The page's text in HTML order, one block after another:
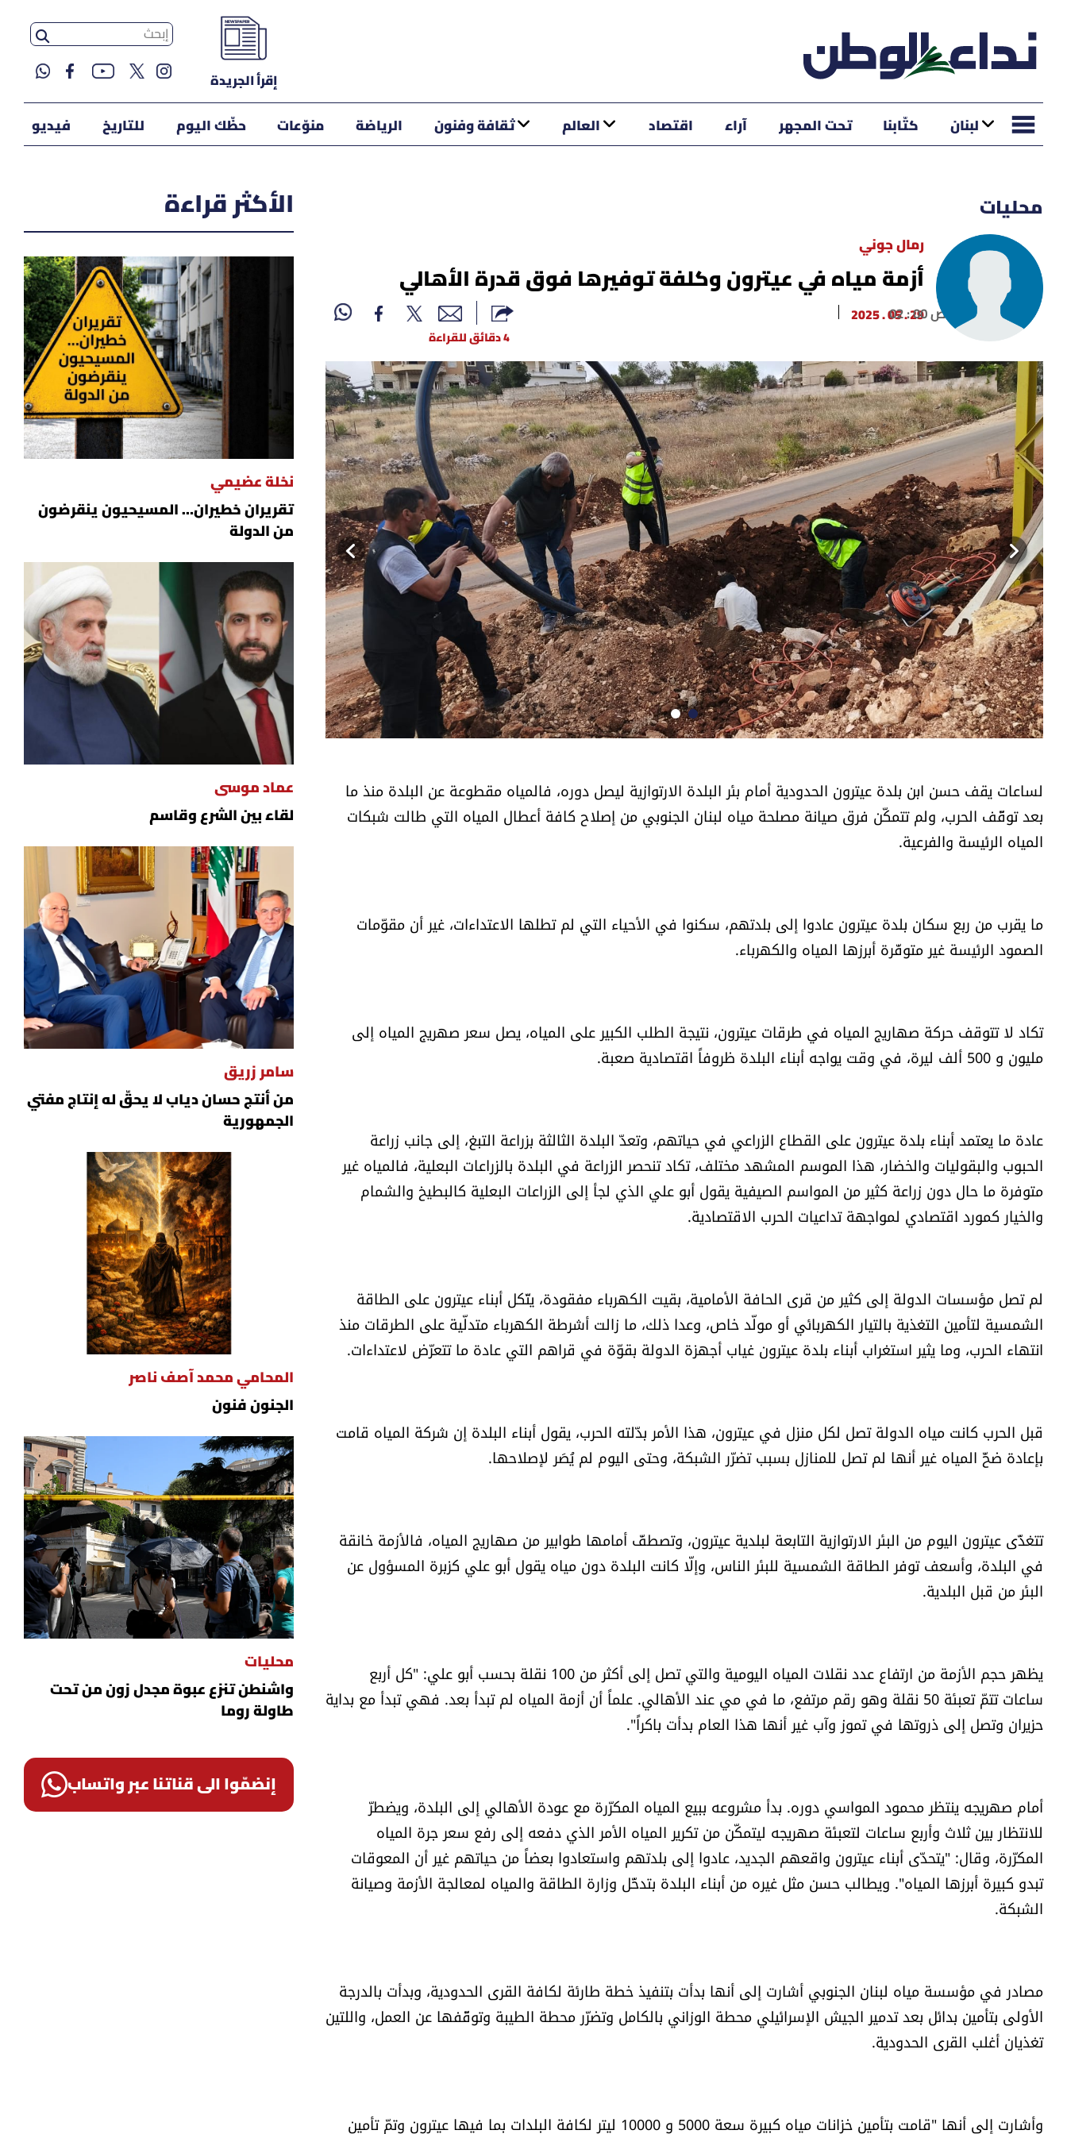
إقرأ الجريدة
لبنان كتّابنا تحت المجهر آراء اقتصاد العالم ثقافة وفنون الرياضة منوّعات حظّك اليوم للتاريخ فيديو
محليات
رمال جوني
أزمة مياه في عيترون وكلفة توفيرها فوق قدرة الأهالي
29 . 05 . 2025 02 : 00 ص
4 دقائق للقراءة
لساعات يقف حسن ابن بلدة عيترون الحدودية أمام بئر البلدة الارتوازية ليصل دوره، فالمياه مقطوعة عن البلدة منذ ما
بعد توقّف الحرب، ولم تتمكّن فرق صيانة مصلحة مياه لبنان الجنوبي من إصلاح كافة أعطال المياه التي طالت شبكات
المياه الرئيسة والفرعية.
ما يقرب من ربع سكان بلدة عيترون عادوا إلى بلدتهم، سكنوا في الأحياء التي لم تطلها الاعتداءات، غير أن مقوّمات
الصمود الرئيسة غير متوفّرة أبرزها المياه والكهرباء.
تكاد لا تتوقف حركة صهاريج المياه في طرقات عيترون، نتيجة الطلب الكبير على المياه، يصل سعر صهريج المياه إلى
مليون و 500 ألف ليرة، في وقت يواجه أبناء البلدة ظروفاً اقتصادية صعبة.
عادة ما يعتمد أبناء بلدة عيترون على القطاع الزراعي في حياتهم، وتعدّ البلدة الثالثة بزراعة التبغ، إلى جانب زراعة
الحبوب والبقوليات والخضار، هذا الموسم المشهد مختلف، تكاد تنحصر الزراعة في البلدة بالزراعات البعلية، فالمياه غير
متوفرة ما حال دون زراعة كثير من المواسم الصيفية يقول أبو علي الذي لجأ إلى الزراعات البعلية كالبطيخ والشمام
والخيار كمورد اقتصادي لمواجهة تداعيات الحرب الاقتصادية.
لم تصل مؤسسات الدولة إلى كثير من قرى الحافة الأمامية، بقيت الكهرباء مفقودة، يتّكل أبناء عيترون على الطاقة
الشمسية لتأمين التغذية بالتيار الكهربائي أو مولّد خاص، وعدا ذلك، ما زالت أشرطة الكهرباء متدلّية على الطرقات منذ
انتهاء الحرب، وما يثير استغراب أبناء بلدة عيترون غياب أجهزة الدولة بقوّة في قراهم التي عادة ما تتعرّض لاعتداءات.
قبل الحرب كانت مياه الدولة تصل لكل منزل في عيترون، هذا الأمر بدّلته الحرب، يقول أبناء البلدة إن شركة المياه قامت
بإعادة ضخّ المياه غير أنها لم تصل للمنازل بسبب تضرّر الشبكة، وحتى اليوم لم يُصَر لإصلاحها.
تتغذّى عيترون اليوم من البئر الارتوازية التابعة لبلدية عيترون، وتصطفّ أمامها طوابير من صهاريج المياه، فالأزمة خانقة
في البلدة، وأسعف توفر الطاقة الشمسية للبئر الناس، وإلّا كانت البلدة دون مياه يقول أبو علي كزبرة المسؤول عن
البئر من قبل البلدية.
يظهر حجم الأزمة من ارتفاع عدد نقلات المياه اليومية والتي تصل إلى أكثر من 100 نقلة بحسب أبو علي: "كل أربع
ساعات تتمّ تعبئة 50 نقلة وهو رقم مرتفع، ما في مي عند الأهالي. علماً أن أزمة المياه لم تبدأ بعد. فهي تبدأ مع بداية
حزيران وتصل إلى ذروتها في تموز وآب غير أنها هذا العام بدأت باكراً".
أمام صهريجه ينتظر محمود المواسي دوره. بدأ مشروعه ببيع المياه المكرّرة مع عودة الأهالي إلى البلدة، ويضطرّ
للانتظار بين ثلاث وأربع ساعات لتعبئة صهريجه ليتمكّن من تكرير المياه الأمر الذي دفعه إلى رفع سعر جرة المياه
المكرّرة، وقال: "يتحدّى أبناء عيترون واقعهم الجديد، عادوا إلى بلدتهم واستعادوا بعضاً من حياتهم غير أن المعوقات
تبدو كبيرة أبرزها المياه". ويطالب حسن مثل غيره من أبناء البلدة بتدخّل وزارة الطاقة والمياه لمعالجة الأزمة وصيانة
الشبكة.
مصادر في مؤسسة مياه لبنان الجنوبي أشارت إلى أنها بدأت بتنفيذ خطة طارئة لكافة القرى الحدودية، وبدأت بالدرجة
الأولى بتأمين بدائل بعد تدمير الجيش الإسرائيلي محطة الوزاني بالكامل وتضرّر محطة الطيبة وتوقّفها عن العمل، واللتين
تغذيان أغلب القرى الحدودية.
وأشارت إلى أنها "قامت بتأمين خزانات مياه كبيرة سعة 5000 و 10000 ليتر لكافة البلدات بما فيها عيترون وتمّ تأمين
الأكثر قراءة
نخلة عضيمي
تقريران خطيران… المسيحيون ينقرضون
من الدولة
عماد موسى
لقاء بين الشرع وقاسم
سامر زريق
من أنتج حسان دياب لا يحقّ له إنتاج مفتي
الجمهورية
المحامي محمد آصف ناصر
الجنون فنون
محليات
واشنطن تنزع عبوة مجدل زون من تحت
طاولة روما
إنضمّوا الى قناتنا عبر واتساب